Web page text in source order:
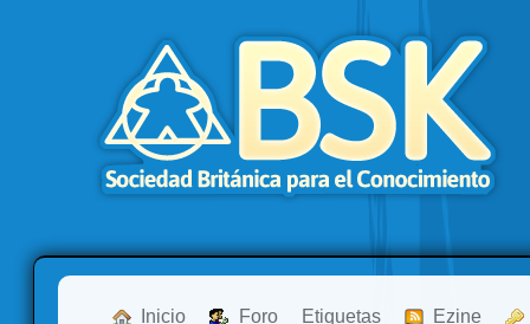
Inicio Foro Etiquetas Ezine